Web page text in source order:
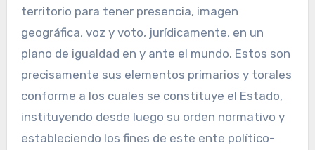
territorio para tener presencia, imagen
geográfica, voz y voto, jurídicamente, en un
plano de igualdad en y ante el mundo. Estos son
precisamente sus elementos primarios y torales
conforme a los cuales se constituye el Estado,
instituyendo desde luego su orden normativo y
estableciendo los fines de este ente político-